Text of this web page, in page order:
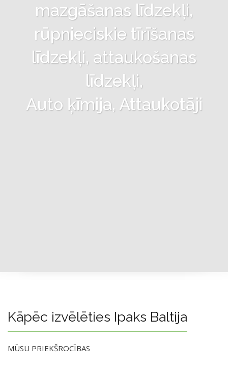
mazgāšanas līdzekļi,
rūpnieciskie tīrīšanas
līdzekļi, attaukošanas
līdzekļi,
Auto ķīmija, Attaukotāji
Kāpēc izvēlēties Ipaks Baltija
MŪSU PRIEKŠROCĪBAS